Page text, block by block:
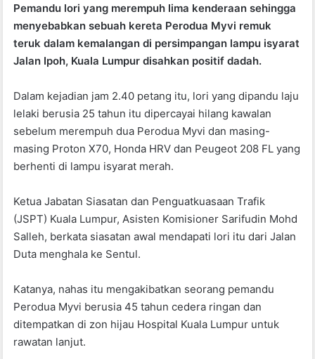
c
e
b
o
o
k
at
s
A
p
p
itt
er
Pemandu lori yang merempuh lima kenderaan sehingga
menyebabkan sebuah kereta Perodua Myvi remuk
teruk dalam kemalangan di persimpangan lampu isyarat
Jalan Ipoh, Kuala Lumpur disahkan positif dadah.
Dalam kejadian jam 2.40 petang itu, lori yang dipandu laju
lelaki berusia 25 tahun itu dipercayai hilang kawalan
sebelum merempuh dua Perodua Myvi dan masing-
masing Proton X70, Honda HRV dan Peugeot 208 FL yang
berhenti di lampu isyarat merah.
Ketua Jabatan Siasatan dan Penguatkuasaan Trafik
(JSPT) Kuala Lumpur, Asisten Komisioner Sarifudin Mohd
Salleh, berkata siasatan awal mendapati lori itu dari Jalan
Duta menghala ke Sentul.
Katanya, nahas itu mengakibatkan seorang pemandu
Perodua Myvi berusia 45 tahun cedera ringan dan
ditempatkan di zon hijau Hospital Kuala Lumpur untuk
rawatan lanjut.